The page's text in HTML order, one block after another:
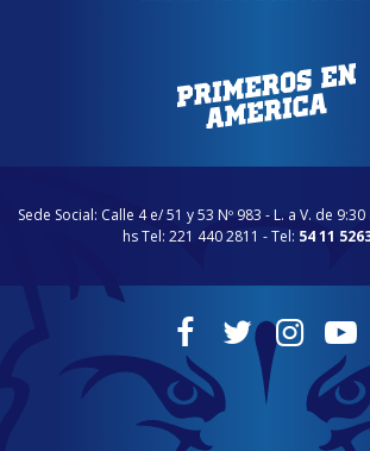
Sede Social: Calle 4 e/ 51 y 53 Nº 983 - L. a V. de
hs Tel: 221 440 2811 - Tel: 54 11